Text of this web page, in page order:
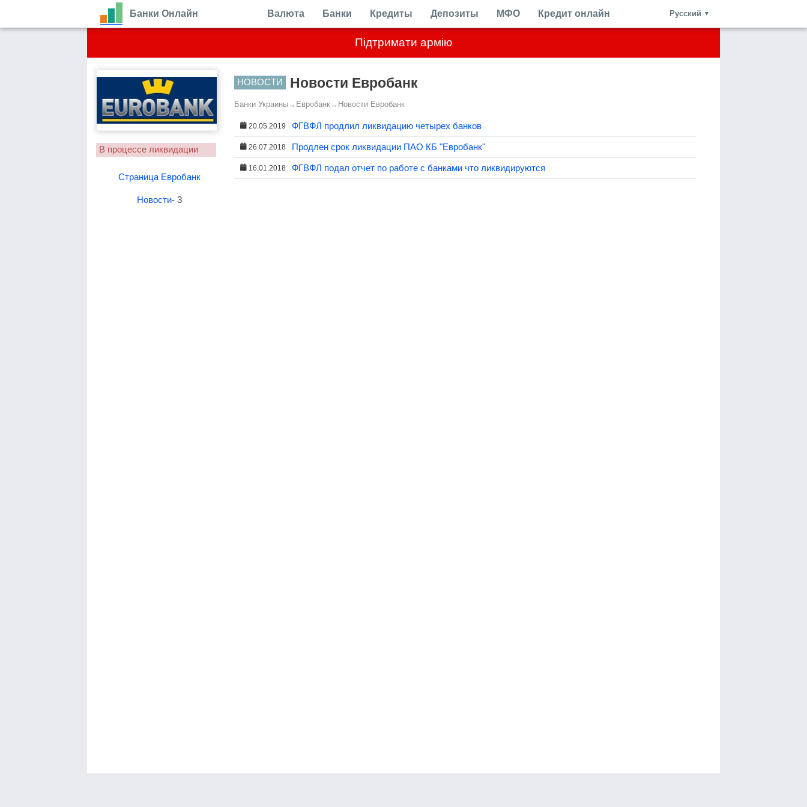
Підтримати армію
Банки Онлайн Валюта Банки Кредиты Депозиты МФО Кредит онлайн Русский ▼
В процессе ликвидации
Страница Евробанк
Новости- 3
НОВОСТИ Новости Евробанк
Банки Украины→ Евробанк→ Новости Евробанк
20.05.2019 ФГВФЛ продлил ликвидацию четырех банков
26.07.2018 Продлен срок ликвидации ПАО КБ "Евробанк"
16.01.2018 ФГВФЛ подал отчет по работе с банками что ликвидируются